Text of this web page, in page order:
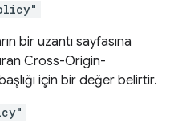
bir uzantı sayfasına
Cross-Origin-
için bir değer belirtir.